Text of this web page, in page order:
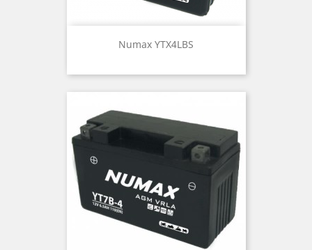
Numax YTX4LBS